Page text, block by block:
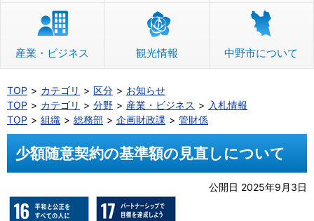
産業・ビジネス 観光情報 中野市について
TOP カテゴリ 区分
お知らせ
TOP
カテゴリ 分野 産業・ビジネス
入札情報
TOP
組織 総務部 企画財政課 管財係
少額随意契約の基準額の見直しについて
公開日 2025年9月3日